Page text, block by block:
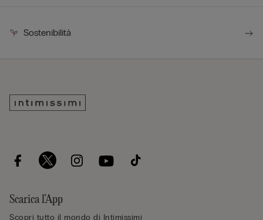
Sostenibilità
Scarica l’App
Scopri tutto il mondo di Intimissimi